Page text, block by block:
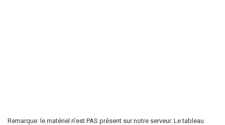
Remarque: le matériel n'est PAS présent sur notre serveur. Le tableau